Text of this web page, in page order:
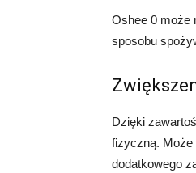
Oshee 0 może
sposobu
Dzięki
fizyczną. Może
dodatkowego